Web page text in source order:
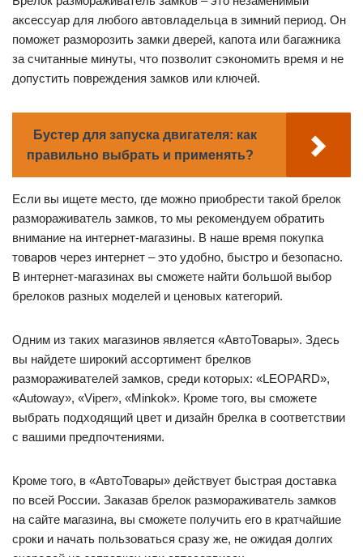
аксессуар для любого автовладельца в зимний период. Он
поможет разморозить замки дверей, капота или багажника
за считанные минуты, что позволит сэкономить время и не
допустить повреждения замков или ключей.
Бустер для запуска двигателя: как
правильно выбрать и применять?
Если вы ищете место, где можно приобрести такой брелок
размораживатель замков, то мы рекомендуем обратить
внимание на интернет-магазины. В наше время покупка
товаров через интернет – это удобно, быстро и безопасно.
В интернет-магазинах вы сможете найти большой выбор
брелоков разных моделей и ценовых категорий.
Одним из таких магазинов является «АвтоТовары». Здесь
вы найдете широкий ассортимент брелков
размораживателей замков, среди которых: «LEOPARD»,
«Autoway», «Viper», «Minkok». Кроме того, вы сможете
выбрать подходящий цвет и дизайн брелка в соответствии
с вашими предпочтениями.
Кроме того, в «АвтоТовары» действует быстрая доставка
по всей России. Заказав брелок размораживатель замков
на сайте магазина, вы сможете получить его в кратчайшие
сроки и начать пользоваться сразу же, не ожидая долгих